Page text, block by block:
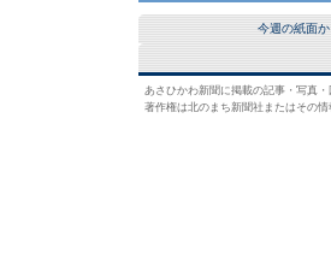
今週の紙面か
あさひかわ新聞に掲載の記事・写真
著作権は北のまち新聞社またはその情